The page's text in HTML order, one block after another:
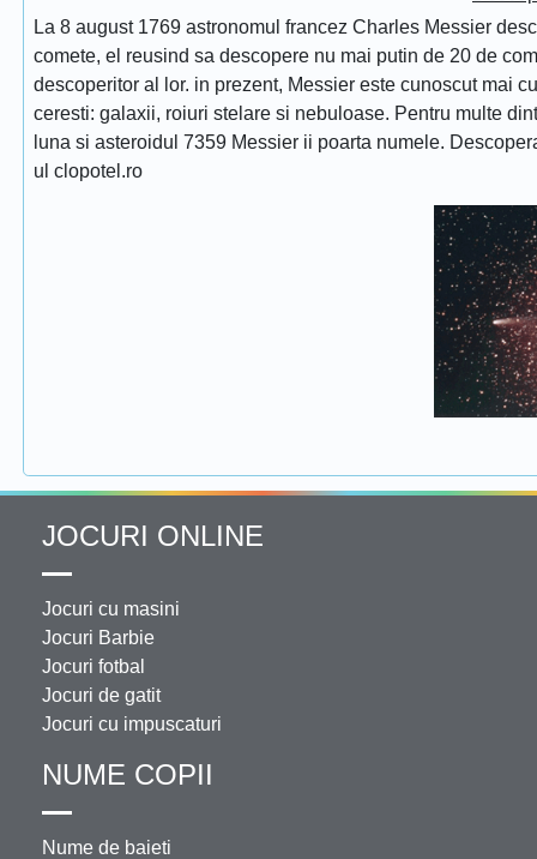
La 8 august 1769 astronomul francez Charles Messier
comete, el reusind sa descopere nu mai putin de 20 de
descoperitor al lor. in prezent, Messier este cunoscut mai
ceresti: galaxii, roiuri stelare si nebuloase. Pentru multe
luna si asteroidul 7359 Messier ii poarta numele.
ul clopotel.ro
JOCURI ONLINE
Jocuri cu masini
Jocuri Barbie
Jocuri fotbal
Jocuri de gatit
Jocuri cu impuscaturi
NUME COPII
Nume de baieti